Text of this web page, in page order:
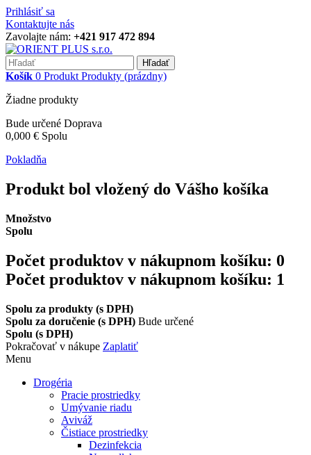
Prihlásiť sa
Kontaktujte nás
Zavolajte nám: +421 917 472 894
Hľadať
Košík 0 Produkt Produkty (prázdny)
Žiadne produkty
Bude určené Doprava
0,000 € Spolu
Pokladňa
Produkt bol vložený do Vášho košíka
Množstvo
Spolu
Počet produktov v nákupnom košíku: 0
Počet produktov v nákupnom košíku: 1
Spolu za produkty (s DPH)
Spolu za doručenie (s DPH) Bude určené
Spolu (s DPH)
Pokračovať v nákupe Zaplatiť
Menu
Drogéria
Pracie prostriedky
Umývanie riadu
Aviváž
Čistiace prostriedky
Dezinfekcia